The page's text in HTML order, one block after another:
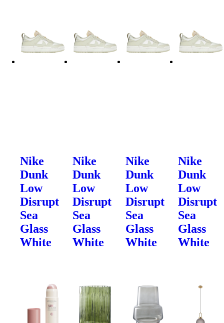
Nike
Dunk
Low
Disrupt
Sea
Glass
White
Nike
Dunk
Low
Disrupt
Sea
Glass
White
Nike
Dunk
Low
Disrupt
Sea
Glass
White
Nike
Dunk
Low
Disrupt
Sea
Glass
White